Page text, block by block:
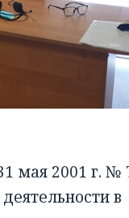
мая 2001 г. №
в